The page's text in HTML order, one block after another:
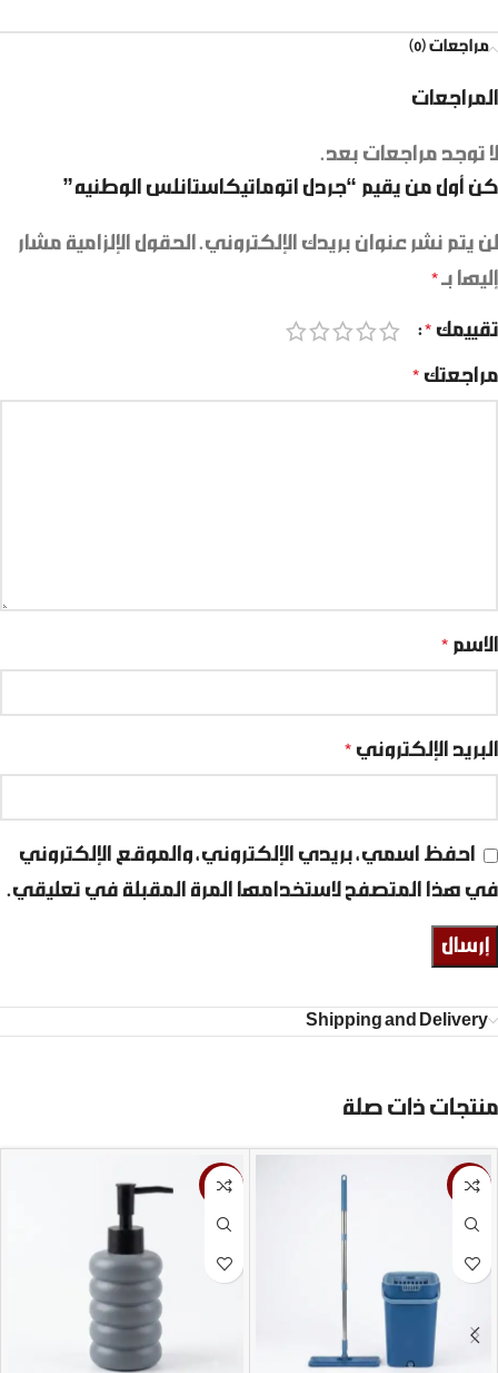
مراجعات (0)
المراجعات
لا توجد مراجعات بعد.
كن أول من يقيم “جردل اتوماتيكاستانلس الوطنيه”
لن يتم نشر عنوان بريدك الإلكتروني. الحقول الإلزامية مشار
إليها بـ *
تقييمك *
مراجعتك *
الاسم *
البريد الإلكتروني *
احفظ اسمي، بريدي الإلكتروني، والموقع الإلكتروني
في هذا المتصفح لاستخدامها المرة المقبلة في تعليقي.
Shipping and Delivery
منتجات ذات صلة
-36%
-12%